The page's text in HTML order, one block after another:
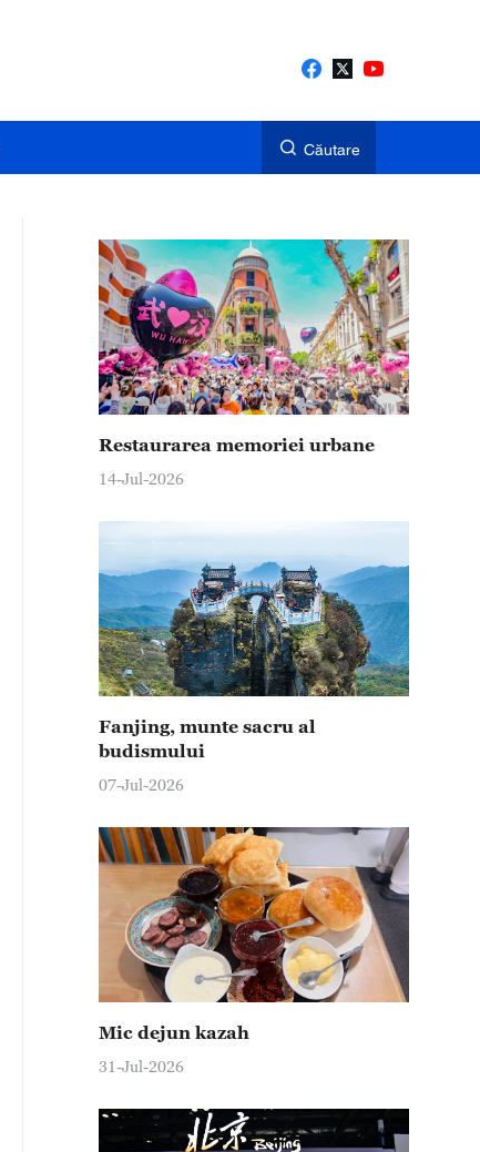
Căutare
Restaurarea memoriei urbane
14-Jul-2026
Fanjing, munte sacru al
budismului
07-Jul-2026
Mic dejun kazah
31-Jul-2026